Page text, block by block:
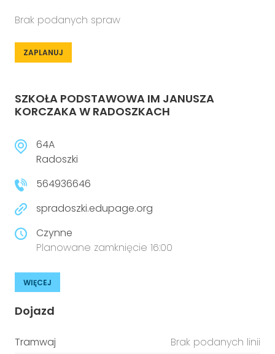
Brak podanych spraw
ZAPLANUJ
SZKOŁA PODSTAWOWA IM JANUSZA
KORCZAKA W RADOSZKACH
64A
Radoszki
564936646
spradoszki.edupage.org
Czynne
Planowane zamknięcie 16:00
WIĘCEJ
Dojazd
Tramwaj Brak podanych linii